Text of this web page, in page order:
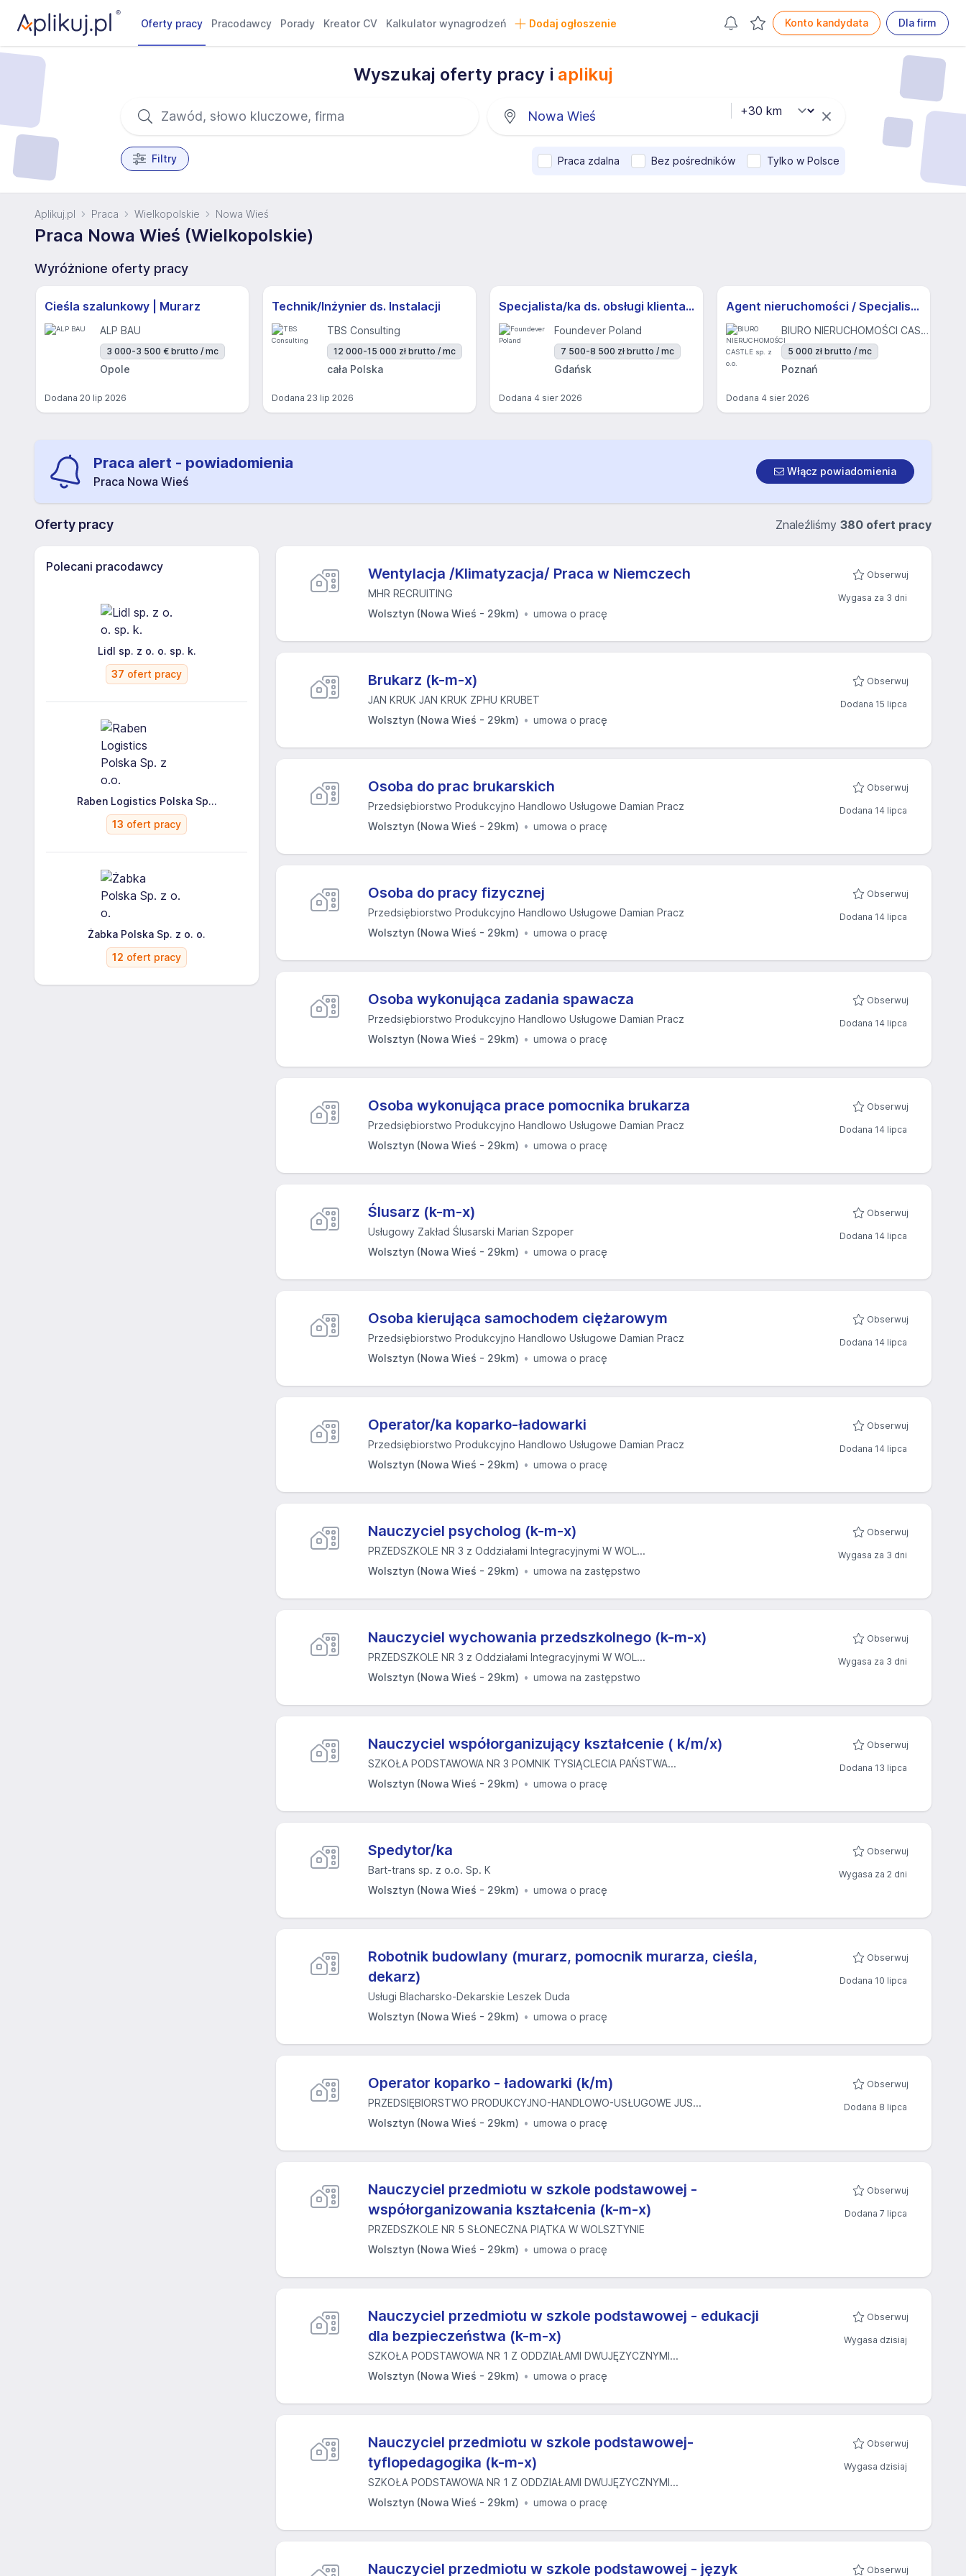
Oferty pracy Pracodawcy Porady Kreator CV Kalkulator wynagrodzeń Dodaj ogłoszenie Konto kandydata Dla firm
Wyszukaj oferty pracy i aplikuj
Filtry Praca zdalna Bez pośredników Tylko w Polsce
Aplikuj.pl Praca Wielkopolskie Nowa Wieś
Praca Nowa Wieś (Wielkopolskie)
Wyróżnione oferty pracy
Cieśla szalunkowy | Murarz
ALP BAU
3 000-3 500 € brutto / mc
Opole
Dodana 20 lip 2026
Technik/Inżynier ds. Instalacji
TBS Consulting
12 000-15 000 zł brutto / mc
cała Polska
Dodana 23 lip 2026
Specjalista/ka ds. obsługi klienta z j.niemieckim
Foundever Poland
7 500-8 500 zł brutto / mc
Gdańsk
Dodana 4 sier 2026
Agent nieruchomości / Specjalista ds. nieruchomości
BIURO NIERUCHOMOŚCI CASTLE sp. z o.o.
5 000 zł brutto / mc
Poznań
Dodana 4 sier 2026
Praca alert - powiadomienia
Praca Nowa Wieś
Włącz powiadomienia
Oferty pracy Znaleźliśmy 380 ofert pracy
Polecani pracodawcy
Lidl sp. z o. o. sp. k.
37 ofert pracy
Raben Logistics Polska Sp...
13 ofert pracy
Żabka Polska Sp. z o. o.
12 ofert pracy
Wentylacja /Klimatyzacja/ Praca w Niemczech
MHR RECRUITING
Wolsztyn (Nowa Wieś - 29km)
umowa o pracę
Obserwuj
Wygasa za 3 dni
Brukarz (k-m-x)
JAN KRUK JAN KRUK ZPHU KRUBET
Wolsztyn (Nowa Wieś - 29km)
umowa o pracę
Obserwuj
Dodana 15 lipca
Osoba do prac brukarskich
Przedsiębiorstwo Produkcyjno Handlowo Usługowe Damian Pracz
Wolsztyn (Nowa Wieś - 29km)
umowa o pracę
Obserwuj
Dodana 14 lipca
Osoba do pracy fizycznej
Przedsiębiorstwo Produkcyjno Handlowo Usługowe Damian Pracz
Wolsztyn (Nowa Wieś - 29km)
umowa o pracę
Obserwuj
Dodana 14 lipca
Osoba wykonująca zadania spawacza
Przedsiębiorstwo Produkcyjno Handlowo Usługowe Damian Pracz
Wolsztyn (Nowa Wieś - 29km)
umowa o pracę
Obserwuj
Dodana 14 lipca
Osoba wykonująca prace pomocnika brukarza
Przedsiębiorstwo Produkcyjno Handlowo Usługowe Damian Pracz
Wolsztyn (Nowa Wieś - 29km)
umowa o pracę
Obserwuj
Dodana 14 lipca
Ślusarz (k-m-x)
Usługowy Zakład Ślusarski Marian Szpoper
Wolsztyn (Nowa Wieś - 29km)
umowa o pracę
Obserwuj
Dodana 14 lipca
Osoba kierująca samochodem ciężarowym
Przedsiębiorstwo Produkcyjno Handlowo Usługowe Damian Pracz
Wolsztyn (Nowa Wieś - 29km)
umowa o pracę
Obserwuj
Dodana 14 lipca
Operator/ka koparko-ładowarki
Przedsiębiorstwo Produkcyjno Handlowo Usługowe Damian Pracz
Wolsztyn (Nowa Wieś - 29km)
umowa o pracę
Obserwuj
Dodana 14 lipca
Nauczyciel psycholog (k-m-x)
PRZEDSZKOLE NR 3 z Oddziałami Integracyjnymi W WOL...
Wolsztyn (Nowa Wieś - 29km)
umowa na zastępstwo
Obserwuj
Wygasa za 3 dni
Nauczyciel wychowania przedszkolnego (k-m-x)
PRZEDSZKOLE NR 3 z Oddziałami Integracyjnymi W WOL...
Wolsztyn (Nowa Wieś - 29km)
umowa na zastępstwo
Obserwuj
Wygasa za 3 dni
Nauczyciel współorganizujący kształcenie ( k/m/x)
SZKOŁA PODSTAWOWA NR 3 POMNIK TYSIĄCLECIA PAŃSTWA...
Wolsztyn (Nowa Wieś - 29km)
umowa o pracę
Obserwuj
Dodana 13 lipca
Spedytor/ka
Bart-trans sp. z o.o. Sp. K
Wolsztyn (Nowa Wieś - 29km)
umowa o pracę
Obserwuj
Wygasa za 2 dni
Robotnik budowlany (murarz, pomocnik murarza, cieśla,
dekarz)
Usługi Blacharsko-Dekarskie Leszek Duda
Wolsztyn (Nowa Wieś - 29km)
umowa o pracę
Obserwuj
Dodana 10 lipca
Operator koparko - ładowarki (k/m)
PRZEDSIĘBIORSTWO PRODUKCYJNO-HANDLOWO-USŁUGOWE JUS...
Wolsztyn (Nowa Wieś - 29km)
umowa o pracę
Obserwuj
Dodana 8 lipca
Nauczyciel przedmiotu w szkole podstawowej -
współorganizowania kształcenia (k-m-x)
PRZEDSZKOLE NR 5 SŁONECZNA PIĄTKA W WOLSZTYNIE
Wolsztyn (Nowa Wieś - 29km)
umowa o pracę
Obserwuj
Dodana 7 lipca
Nauczyciel przedmiotu w szkole podstawowej - edukacji
dla bezpieczeństwa (k-m-x)
SZKOŁA PODSTAWOWA NR 1 Z ODDZIAŁAMI DWUJĘZYCZNYMI...
Wolsztyn (Nowa Wieś - 29km)
umowa o pracę
Obserwuj
Wygasa dzisiaj
Nauczyciel przedmiotu w szkole podstawowej-
tyflopedagogika (k-m-x)
SZKOŁA PODSTAWOWA NR 1 Z ODDZIAŁAMI DWUJĘZYCZNYMI...
Wolsztyn (Nowa Wieś - 29km)
umowa o pracę
Obserwuj
Wygasa dzisiaj
Nauczyciel przedmiotu w szkole podstawowej - język Obserwuj